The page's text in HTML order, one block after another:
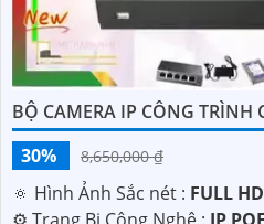
BỘ CAMERA IP CÔNG
30%
8,650,000 ₫
🔅 Hình Ảnh Sắc nét : FULL